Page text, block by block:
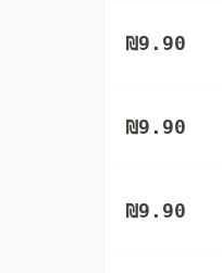
₪9.90
₪9.90
₪9.90